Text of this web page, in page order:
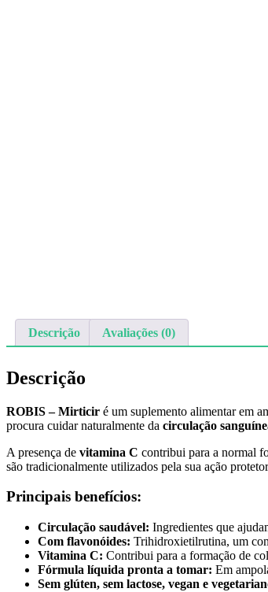
Descrição Avaliações (0)
Descrição
ROBIS – Mirticir é um suplemento alimentar em
procura cuidar naturalmente da circulação
A presença de vitamina C contribui para a normal
são tradicionalmente utilizados pela sua ação
Principais benefícios:
Circulação saudável: Ingredientes que
Com flavonóides: Trihidroxietilrutina, um
Vitamina C: Contribui para a formação de
Fórmula líquida pronta a tomar: Em
Sem glúten, sem lactose, vegan e